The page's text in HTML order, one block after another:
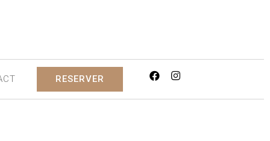
RESERVER